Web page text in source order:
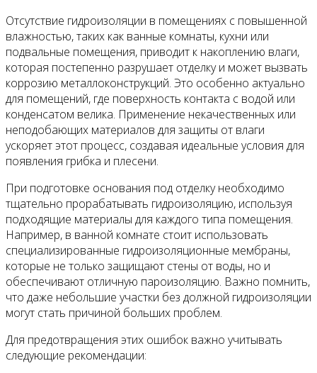
Отсутствие гидроизоляции в помещениях с повышенной
влажностью, таких как ванные комнаты, кухни или
подвальные помещения, приводит к накоплению влаги,
которая постепенно разрушает отделку и может вызвать
коррозию металлоконструкций. Это особенно актуально
для помещений, где поверхность контакта с водой или
конденсатом велика. Применение некачественных или
неподобающих материалов для защиты от влаги
ускоряет этот процесс, создавая идеальные условия для
появления грибка и плесени.
При подготовке основания под отделку необходимо
тщательно прорабатывать гидроизоляцию, используя
подходящие материалы для каждого типа помещения.
Например, в ванной комнате стоит использовать
специализированные гидроизоляционные мембраны,
которые не только защищают стены от воды, но и
обеспечивают отличную пароизоляцию. Важно помнить,
что даже небольшие участки без должной гидроизоляции
могут стать причиной больших проблем.
Для предотвращения этих ошибок важно учитывать
следующие рекомендации: